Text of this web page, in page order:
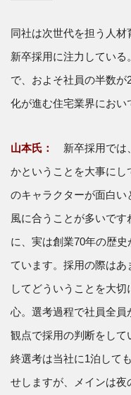
同社は次世代を担う人
新卒採用に注力してい
で、およそ社員の半数
化が進む住宅業界におい
山本氏： 新卒採用では
かということを大事に
のキャラクターが面白
風に合うことが多いで
に、実は創業70年の歴
ています。採用の際はあ
してどういうことを大
心。選考過程で社員全員
観点で採用の判断をし
終選考は当社に1泊して
せしますが、メインは